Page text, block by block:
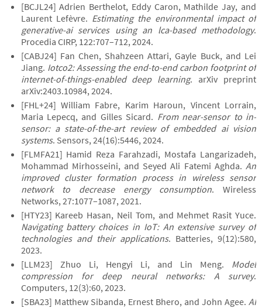
[BCJL24] Adrien Berthelot, Eddy Caron, Mathilde Jay, and
Laurent Lefèvre. Estimating the environmental impact of
generative-ai services using an lca-based methodology.
Procedia CIRP, 122:707–712, 2024.
[CABJ24] Fan Chen, Shahzeen Attari, Gayle Buck, and Lei
Jiang. Iotco2: Assessing the end-to-end carbon footprint of
internet-of-things-enabled deep learning. arXiv preprint
arXiv:2403.10984, 2024.
[FHL+24] William Fabre, Karim Haroun, Vincent Lorrain,
Maria Lepecq, and Gilles Sicard. From near-sensor to in-
sensor: a state-of-the-art review of embedded ai vision
systems. Sensors, 24(16):5446, 2024.
[FLMFA21] Hamid Reza Farahzadi, Mostafa Langarizadeh,
Mohammad Mirhosseini, and Seyed Ali Fatemi Aghda. An
improved cluster formation process in wireless sensor
network to decrease energy consumption. Wireless
Networks, 27:1077–1087, 2021.
[HTY23] Kareeb Hasan, Neil Tom, and Mehmet Rasit Yuce.
Navigating battery choices in IoT: An extensive survey of
technologies and their applications. Batteries, 9(12):580,
2023.
[LLM23] Zhuo Li, Hengyi Li, and Lin Meng. Model
compression for deep neural networks: A survey.
Computers, 12(3):60, 2023.
[SBA23] Matthew Sibanda, Ernest Bhero, and John Agee. AI